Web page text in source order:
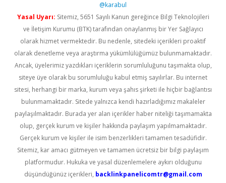
@karabul
Yasal Uyarı: Sitemiz, 5651 Sayılı Kanun gereğince Bilgi Teknolojileri
ve İletişim Kurumu (BTK) tarafından onaylanmış bir Yer Sağlayıcı
olarak hizmet vermektedir. Bu nedenle, sitedeki içerikleri proaktif
olarak denetleme veya araştırma yükümlülüğümüz bulunmamaktadır.
Ancak, üyelerimiz yazdıkları içeriklerin sorumluluğunu taşımakta olup,
siteye üye olarak bu sorumluluğu kabul etmiş sayılırlar. Bu internet
sitesi, herhangi bir marka, kurum veya şahıs şirketi ile hiçbir bağlantısı
bulunmamaktadır. Sitede yalnızca kendi hazırladığımız makaleler
paylaşılmaktadır. Burada yer alan içerikler haber niteliği taşımamakta
olup, gerçek kurum ve kişiler hakkında paylaşım yapılmamaktadır.
Gerçek kurum ve kişiler ile isim benzerlikleri tamamen tesadüfidir.
Sitemiz, kar amacı gütmeyen ve tamamen ücretsiz bir bilgi paylaşım
platformudur. Hukuka ve yasal düzenlemelere aykırı olduğunu
düşündüğünüz içerikleri, backlinkpanelicomtr@gmail.com